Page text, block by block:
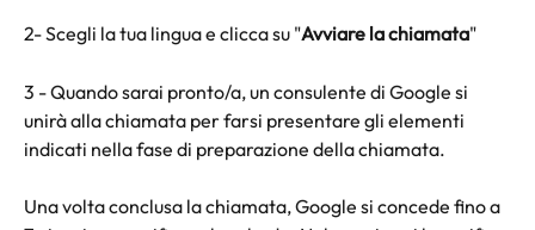
2- Scegli la tua lingua e clicca su "Avviare la chiamata"
3 - Quando sarai pronto/a, un consulente di Google si
unirà alla chiamata per farsi presentare gli elementi
indicati nella fase di preparazione della chiamata.
Una volta conclusa la chiamata, Google si concede fino a